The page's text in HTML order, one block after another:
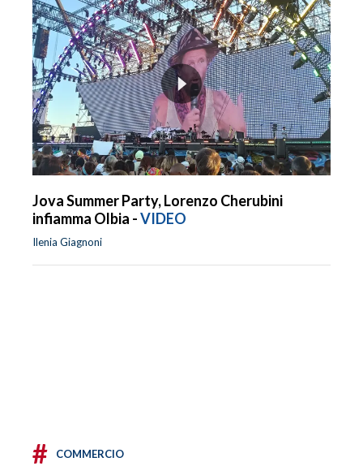
Jova Summer Party, Lorenzo Cherubini
infiamma Olbia -VIDEO
Ilenia Giagnoni
# COMMERCIO